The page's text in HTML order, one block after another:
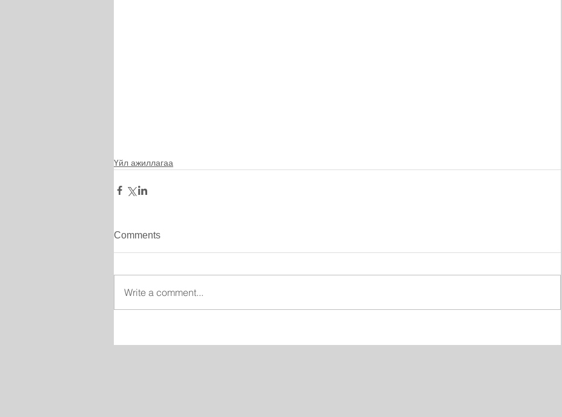
Үйл ажиллагаа
Comments
Write a comment...